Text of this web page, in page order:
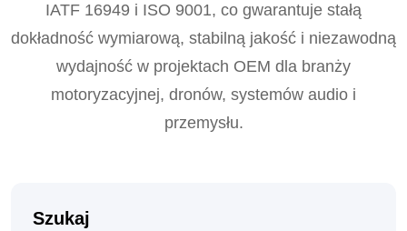
IATF 16949 i ISO 9001, co gwarantuje stałą
dokładność wymiarową, stabilną jakość i niezawodną
wydajność w projektach OEM dla branży
motoryzacyjnej, dronów, systemów audio i
przemysłu.
Szukaj